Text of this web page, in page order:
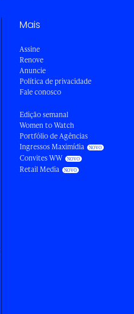
Mais
Assine
Renove
Anuncie
Política de privacidade
Fale conosco
Edição semanal
Women to Watch
Portfólio de Agências
Ingressos Maximídia
Convites WW
Retail Media